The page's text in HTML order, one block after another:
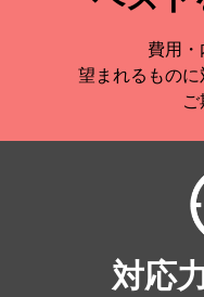
費用
望まれるものに
ご
対応